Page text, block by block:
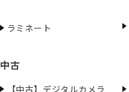
ラミネート
中古
【中古】デジタルカメラ